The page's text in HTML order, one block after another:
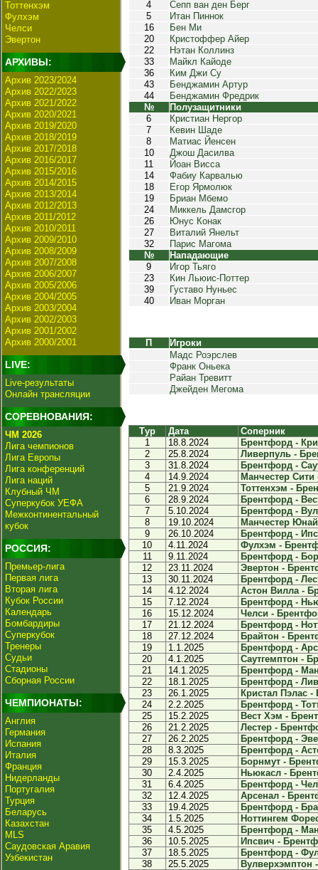
Тоттенхэм
Фулхэм
Челси
Эвертон
АРХИВЫ:
Архив 2023/2024
Архив 2022/2023
Архив 2021/2022
Архив 2020/2021
Архив 2019/2020
Архив 2018/2019
Архив 2017/2018
Архив 2016/2017
Архив 2015/2016
Архив 2014/2015
Архив 2013/2014
Архив 2012/2013
Архив 2011/2012
Архив 2010/2011
Архив 2009/2010
Архив 2008/2009
Архив 2007/2008
Архив 2006/2007
Архив 2005/2006
Архив 2004/2005
Архив 2003/2004
Архив 2002/2003
Архив 2001/2002
Архив 2000/2001
LIVE:
Live-результаты
Онлайн трансляции
СОРЕВНОВАНИЯ:
ЧМ 2026
Лига чемпионов
Лига Европы
Лига конференций
Лига наций
Клубный ЧМ
Суперкубок УЕФА
Межконтинентальный
кубок
РОССИЯ:
Премьер-лига
Первая лига
Вторая лига
Кубок России
Календарь
Бомбардиры
Суперкубок
Тренеры
Судьи
Стадионы
Сборная России
ЧЕМПИОНАТЫ:
Англия
Германия
Испания
Италия
Франция
Нидерланды
Португалия
Турция
Беларусь
Казахстан
MLS
Саудовская Аравия
Узбекистан
4
Сепп ван ден Берг
5
Итан Пиннок
16
Бен Ми
20
Кристоффер Айер
22
Нэтан Коллинз
33
Майкл Кайоде
36
Ким Джи Су
43
Бенджамин Артур
44
Бенджамин Фредрик
№
Полузащитники
6
Кристиан Нергор
7
Кевин Шаде
8
Матиас Йенсен
10
Джош Дасилва
11
Йоан Висса
14
Фабиу Карвалью
18
Егор Ярмолюк
19
Бриан Мбемо
24
Миккель Дамсгор
26
Юнус Конак
27
Виталий Янельт
32
Парис Магома
№
Нападающие
9
Игор Тьяго
23
Кин Льюис-Поттер
39
Густаво Нуньес
40
Иван Морган
П
Игроки
Мадс Роэрслев
Франк Оньека
Райан Тревитт
Джейден Мегома
Тур Дата
Соперник
1
18.8.2024
Брентфорд -
2
25.8.2024
Ливерпуль -
3
31.8.2024
Брентфорд -
4
14.9.2024
Манчестер
5
21.9.2024
Тоттенхэм -
6
28.9.2024
Брентфорд -
7
5.10.2024
Брентфорд -
8
19.10.2024
Манчестер
9
26.10.2024
Брентфорд -
10
4.11.2024
Фулхэм -
11
9.11.2024
Брентфорд -
12
23.11.2024
Эвертон -
13
30.11.2024
Брентфорд -
14
4.12.2024
Астон Вилла -
15
7.12.2024
Брентфорд -
16
15.12.2024
Челси -
17
21.12.2024
Брентфорд -
18
27.12.2024
Брайтон -
19
1.1.2025
Брентфорд -
20
4.1.2025
Саутгемптон -
21
14.1.2025
Брентфорд -
22
18.1.2025
Брентфорд -
23
26.1.2025
Кристал Пэлас
24
2.2.2025
Брентфорд -
25
15.2.2025
Вест Хэм -
26
21.2.2025
Лестер -
27
26.2.2025
Брентфорд -
28
8.3.2025
Брентфорд -
29
15.3.2025
Борнмут -
30
2.4.2025
Ньюкасл -
31
6.4.2025
Брентфорд -
32
12.4.2025
Арсенал -
33
19.4.2025
Брентфорд -
34
1.5.2025
Ноттингем
35
4.5.2025
Брентфорд -
36
10.5.2025
Ипсвич -
37
18.5.2025
Брентфорд -
38
25.5.2025 Вулверхэмптон